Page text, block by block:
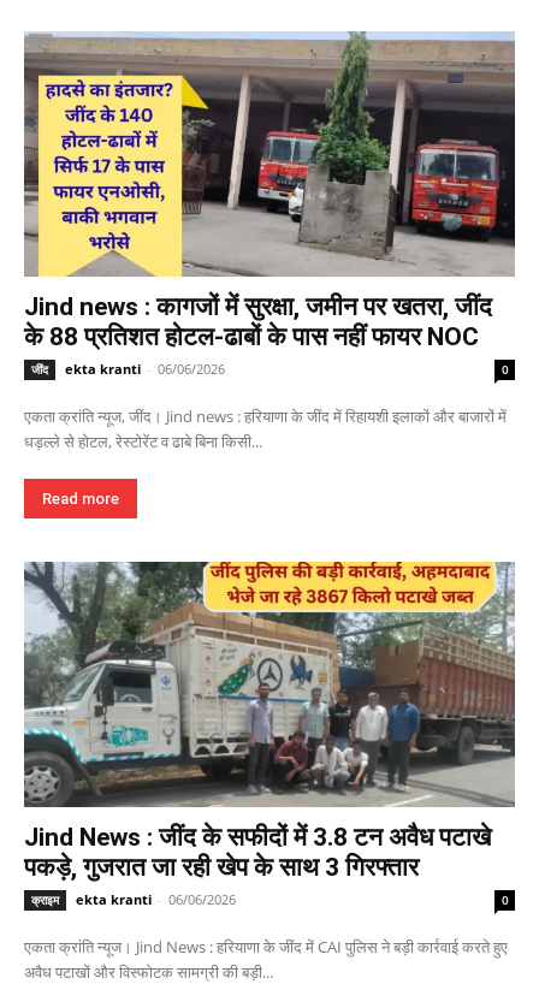
Jind news : कागजों में सुरक्षा, जमीन पर खतरा, जींद
के 88 प्रतिशत होटल-ढाबों के पास नहीं फायर NOC
जींद ekta kranti - 06/06/2026 0
एकता क्रांति न्यूज, जींद। Jind news : हरियाणा के जींद में रिहायशी इलाकों और बाजारों में
धड़ल्ले से होटल, रेस्टोरेंट व ढाबे बिना किसी...
Read more
Jind News : जींद के सफीदों में 3.8 टन अवैध पटाखे
पकड़े, गुजरात जा रही खेप के साथ 3 गिरफ्तार
क्राइम ekta kranti - 06/06/2026 0
एकता क्रांति न्यूज। Jind News : हरियाणा के जींद में CAI पुलिस ने बड़ी कार्रवाई करते हुए
अवैध पटाखों और विस्फोटक सामग्री की बड़ी...